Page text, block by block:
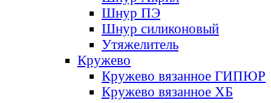
Шнур ПЭ
Шнур силиконовый
Утяжелитель
Кружево
Кружево вязанное ГИПЮР
Кружево вязанное ХБ